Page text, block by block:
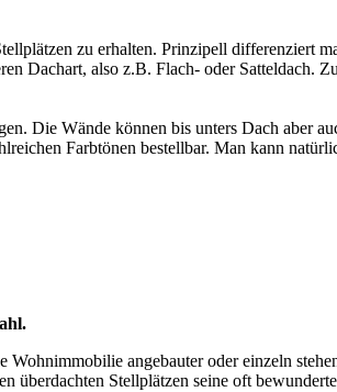
zu erhalten. Prinzipell differenziert
Dachart, also z.B. Flach- oder Satteldach.
Die Wände können bis unters Dach aber
Farbtönen bestellbar. Man kann
angebauter oder einzeln
Stellplätzen seine oft